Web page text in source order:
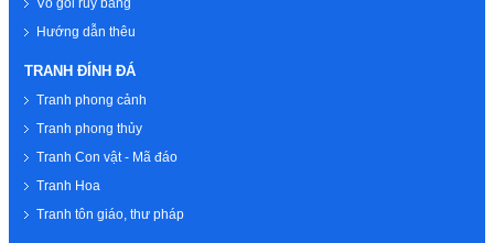
Vỏ gối ruy băng
Hướng dẫn thêu
TRANH ĐÍNH ĐÁ
Tranh phong cảnh
Tranh phong thủy
Tranh Con vật - Mã đáo
Tranh Hoa
Tranh tôn giáo, thư pháp